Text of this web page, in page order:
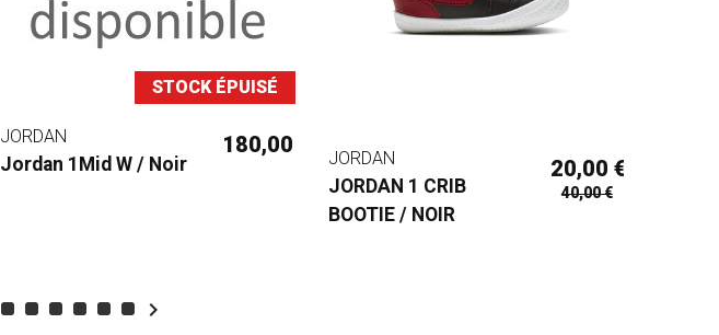
STOCK ÉPUISÉ
JORDAN
Jordan 1Mid W / Noir
180,00 €
JORDAN
JORDAN 1 CRIB
BOOTIE / NOIR
20,00 €
40,00 €
